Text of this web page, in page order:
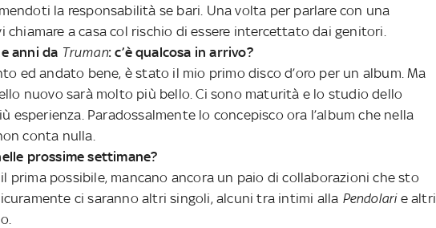
la responsabilità se bari. Una volta per parlare con una
chiamare a casa col rischio di essere intercettato dai genitori.
anni da Truman: c’è qualcosa in arrivo?
ed andato bene, è stato il mio primo disco d’oro per un album. Ma
nuovo sarà molto più bello. Ci sono maturità e lo studio dello
esperienza. Paradossalmente lo concepisco ora l’album che nella
conta nulla.
prossime settimane?
prima possibile, mancano ancora un paio di collaborazioni che sto
ci saranno altri singoli, alcuni tra intimi alla Pendolarie altri